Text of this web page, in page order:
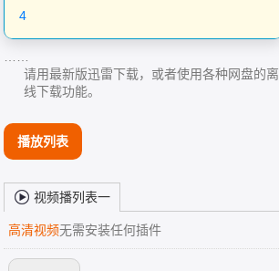
4
请用最新版迅雷下载，或者使用各种网盘的离
线下载功能。
播放列表
视频播列表一
高清视频无需安装任何插件